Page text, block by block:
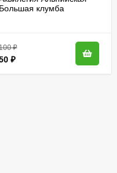
Большая клумба
₽
₽